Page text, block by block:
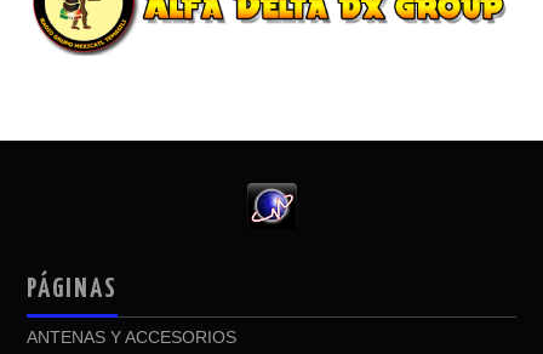
PÁGINAS
ANTENAS Y ACCESORIOS